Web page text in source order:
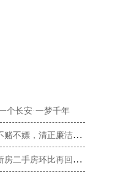
个长安·一梦千年
四川市委书记落马：不贪不赌不嫖，清正廉洁却被判刑，罪名还不轻
房地产行业第27周周报：新房二手房环比再回落，各地放松政策仍在持续